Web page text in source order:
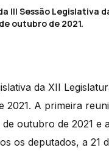
III Sessão Legislativa
outubro de 2021.
da XII
2021. A primeira
outubro de 2021 e
os deputados, a 21